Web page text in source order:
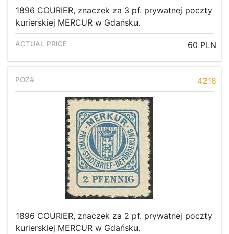
1896 COURIER, znaczek za 3 pf. prywatnej poczty
kurierskiej MERCUR w Gdańsku.
60 PLN
4218
1896 COURIER, znaczek za 2 pf. prywatnej poczty
kurierskiej MERCUR w Gdańsku.